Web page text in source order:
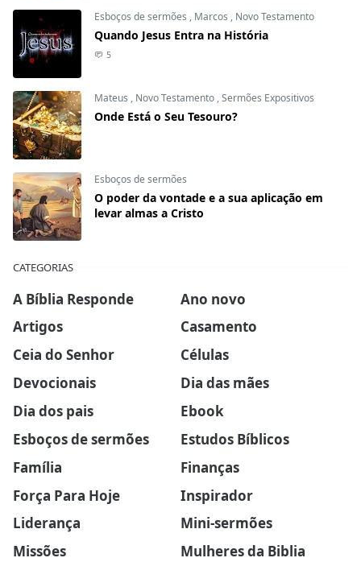
Esboços de sermões , Marcos , Novo Testamento
Quando Jesus Entra na História
5
Mateus , Novo Testamento ,Sermões Expositivos
Onde Está o Seu Tesouro?
Esboços de sermões
O poder da vontade e a sua aplicação em
levar almas a Cristo
CATEGORIAS
A Bíblia Responde
Ano novo
Artigos
Casamento
Ceia do Senhor
Células
Devocionais
Dia das mães
Dia dos pais
Ebook
Esboços de sermões
Estudos Bíblicos
Família
Finanças
Força Para Hoje
Inspirador
Liderança
Mini-sermões
Missões
Mulheres da Biblia